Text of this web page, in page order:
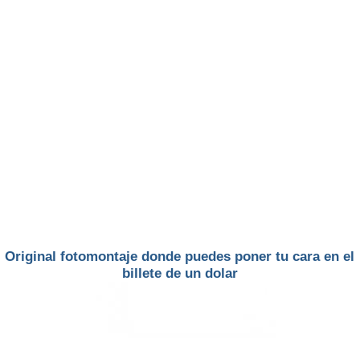
Original fotomontaje donde puedes poner tu cara en el
billete de un dolar